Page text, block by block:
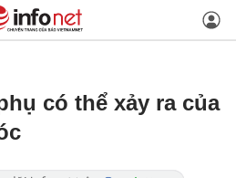
có thể xảy ra của